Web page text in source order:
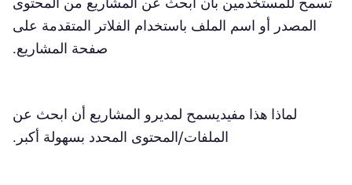
المصدر أو اسم الملف باستخدام الفلاتر المتقدمة على
صفحة المشاريع.
لماذا هذا مفيديسمح لمديرو المشاريع أن ابحث عن
الملفات/المحتوى المحدد بسهولة أكبر.